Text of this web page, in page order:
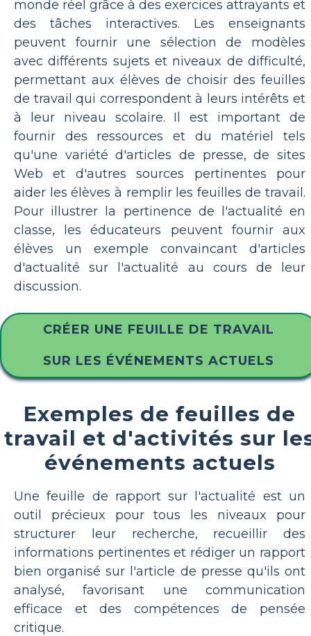
monde réel grâce à des exercices attrayants et
des tâches interactives. Les enseignants
peuvent fournir une sélection de modèles
avec différents sujets et niveaux de difficulté,
permettant aux élèves de choisir des feuilles
de travail qui correspondent à leurs intérêts et
à leur niveau scolaire. Il est important de
fournir des ressources et du matériel tels
qu'une variété d'articles de presse, de sites
Web et d'autres sources pertinentes pour
aider les élèves à remplir les feuilles de travail.
Pour illustrer la pertinence de l'actualité en
classe, les éducateurs peuvent fournir aux
élèves un exemple convaincant d'articles
d'actualité sur l'actualité au cours de leur
discussion.
CRÉER UNE FEUILLE DE TRAVAIL
SUR LES ÉVÉNEMENTS ACTUELS
Exemples de feuilles de
travail et d'activités sur
événements actuels
Une feuille de rapport sur l'actualité est un
outil précieux pour tous les niveaux pour
structurer leur recherche, recueillir des
informations pertinentes et rédiger un rapport
bien organisé sur l'article de presse qu'ils ont
analysé, favorisant une communication
efficace et des compétences de pensée
critique.